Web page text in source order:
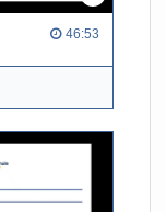
46:53